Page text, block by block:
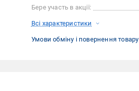
Бере участь в акції:
Всі характеристики
Умови обміну і повернення товару